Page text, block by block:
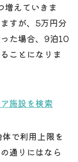
えていきま
すが、5万円分
た場合、9泊10
ことになりま
施設を検索
で利用上限を
通りにはなら